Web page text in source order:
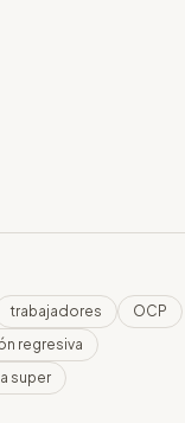
trabajadores
OCP
regresiva
super